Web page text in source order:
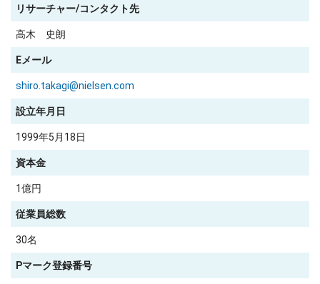
リサーチャー/コンタクト先
高木 史朗
Eメール
shiro.takagi@nielsen.com
設立年月日
1999年5月18日
資本金
1億円
従業員総数
30名
Pマーク登録番号